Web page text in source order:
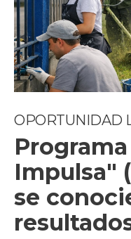
OPORTUNIDAD
Impulsa"
se